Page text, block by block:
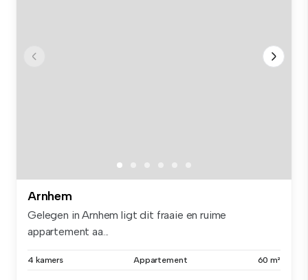
Arnhem
Gelegen in Arnhem ligt dit fraaie en ruime
appartement aa...
4 kamers Appartement 60 m²